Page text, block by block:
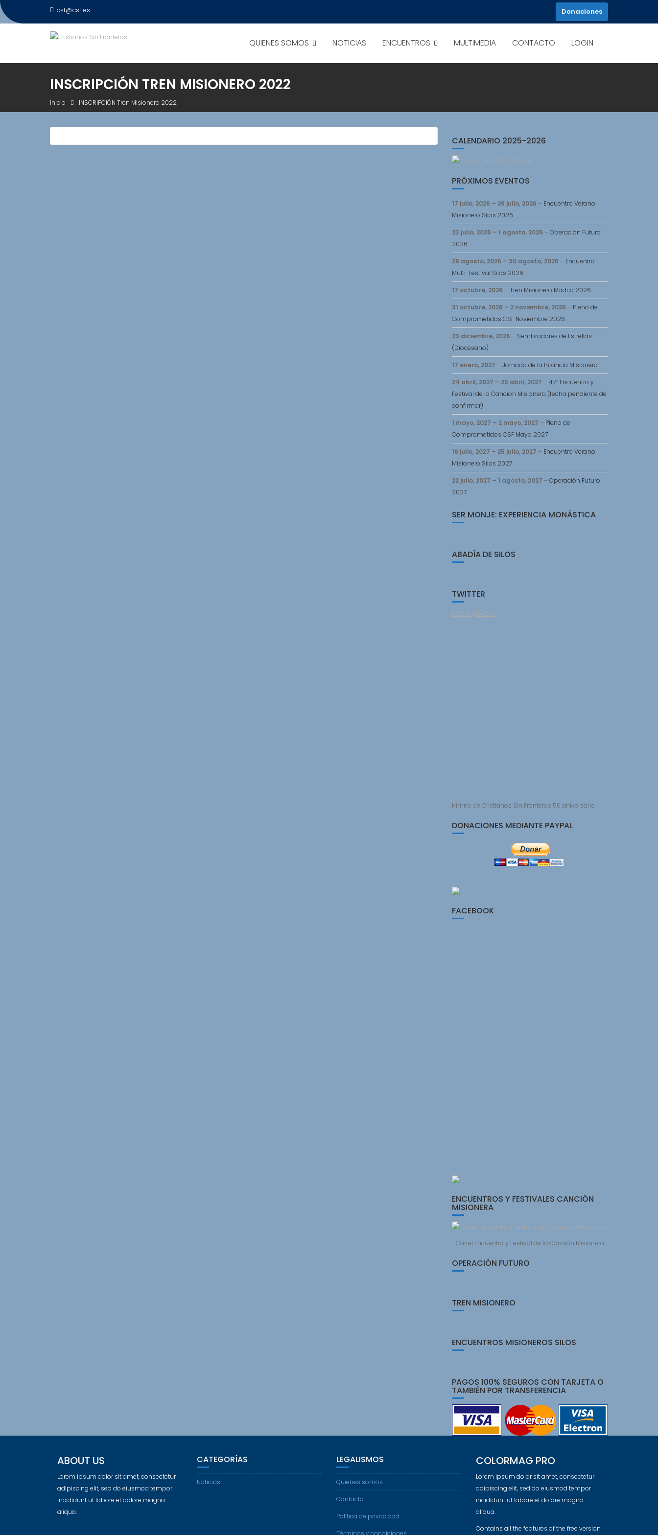
Saltar
al
csf@csf.es Donaciones
QUIENES SOMOS NOTICIAS ENCUENTROS MULTIMEDIA CONTACTO LOGIN
INSCRIPCIÓN TREN MISIONERO 2022
Inicio INSCRIPCIÓN Tren Misionero 2022
CALENDARIO 2025-2026
PRÓXIMOS EVENTOS
17 julio, 2026 – 26 julio, 2026 – Encuentro Verano
Misionero Silos 2026
23 julio, 2026 – 1 agosto, 2026 – Operación Futuro
2026
28 agosto, 2026 – 30 agosto, 2026 – Encuentro
Multi-Festival Silos 2026
17 octubre, 2026 – Tren Misionero Madrid 2026
31 octubre, 2026 – 2 noviembre, 2026 – Pleno de
Comprometidos CSF Noviembre 2026
23 diciembre, 2026 – Sembradores de Estrellas
(Diocesano)
17 enero, 2027 – Jornada de la Infancia Misionera
24 abril, 2027 – 25 abril, 2027 – 47º Encuentro y
Festival de la Cancion Misionera (fecha pendiente de
confirmar)
1 mayo, 2027 – 2 mayo, 2027 – Pleno de
Comprometidos CSF Mayo 2027
16 julio, 2027 – 25 julio, 2027 – Encuentro Verano
Misionero Silos 2027
22 julio, 2027 – 1 agosto, 2027 – Operación Futuro
2027
SER MONJE: EXPERIENCIA MONÁSTICA
ABADÍA DE SILOS
TWITTER
Follow @twitter
Himno de Cristianos Sin Fronteras 50 aniversario
DONACIONES MEDIANTE PAYPAL
FACEBOOK
ENCUENTROS Y FESTIVALES CANCIÓN
MISIONERA
Cartel Encuentro y Festival de la Canción Misionera
OPERACIÓN FUTURO
TREN MISIONERO
ENCUENTROS MISIONEROS SILOS
PAGOS 100% SEGUROS CON TARJETA O
TAMBIÉN POR TRANSFERENCIA
ABOUT US
Lorem ipsum dolor sit amet, consectetur
adipiscing elit, sed do eiusmod tempor
incididunt ut labore et dolore magna
aliqua.
CATEGORÍAS
Noticias
LEGALISMOS
Quienes somos
Contacto
Política de privacidad
Términos y condiciones
COLORMAG PRO
Lorem ipsum dolor sit amet, consectetur
adipiscing elit, sed do eiusmod tempor
incididunt ut labore et dolore magna
aliqua.
Contains all the features of the free version